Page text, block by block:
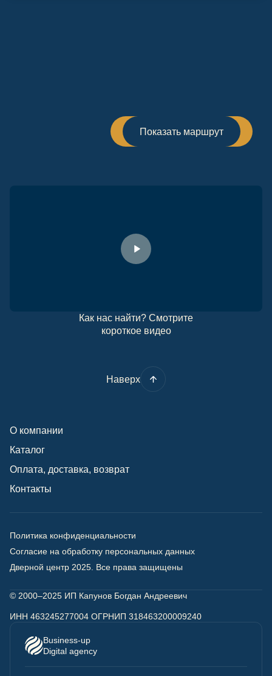
Показать маршрут
Как нас найти? Смотрите
короткое видео
Наверх
О компании
Каталог
Оплата, доставка, возврат
Контакты
Политика конфиденциальности
Согласие на обработку персональных данных
Дверной центр 2025. Все права защищены
© 2000–2025 ИП Капунов Богдан Андреевич
ИНН 463245277004 ОГРНИП 318463200009240
Business-up
Digital agency